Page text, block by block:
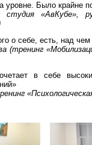
уровне. Было крайне
студия «АвКубе»,
о себе, есть, над чем
(тренинг
в себе